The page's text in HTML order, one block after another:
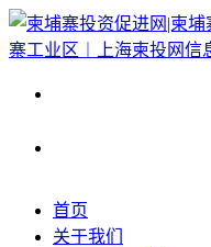
首页
关于我们